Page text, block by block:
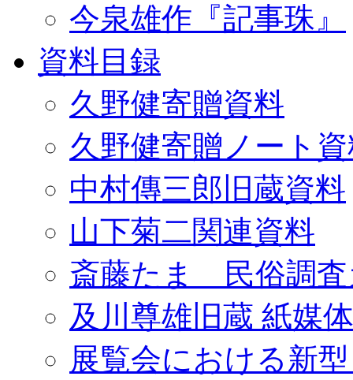
今泉雄作『記事珠』
資料目録
久野健寄贈資料
久野健寄贈ノート
中村傳三郎旧蔵資料
山下菊二関連資料
斎藤たま 民俗調査
及川尊雄旧蔵 紙媒
展覧会における新